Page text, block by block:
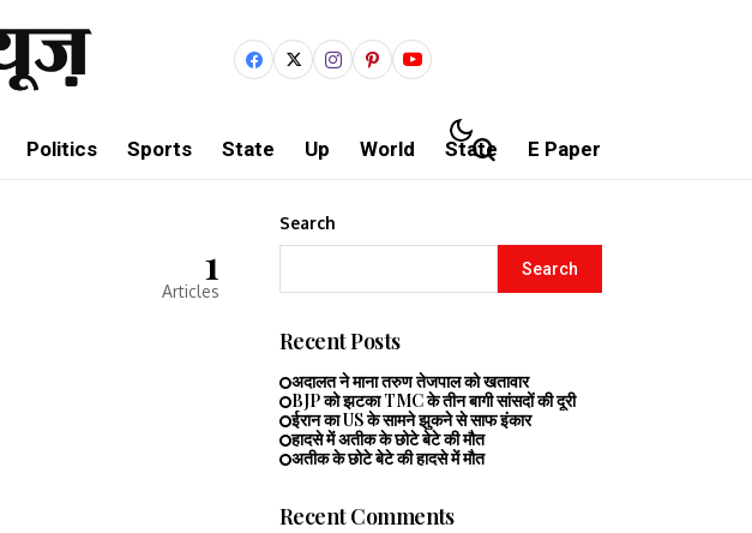
Politics Sports State Up World State E Paper
1
Articles
Search
Search
Recent Posts
अदालत ने माना तरुण तेजपाल को खतावार
BJP को झटका TMC के तीन बागी सांसदों की दूरी
ईरान का US के सामने झुकने से साफ इंकार
हादसे में अतीक के छोटे बेटे की मौत
अतीक के छोटे बेटे की हादसे में मौत
Recent Comments